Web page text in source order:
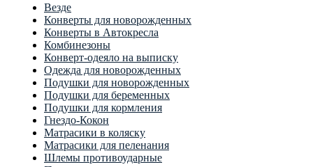
Везде
Конверты для новорожденных
Конверты в Автокресла
Комбинезоны
Конверт-одеяло на выписку
Одежда для новорожденных
Подушки для новорожденных
Подушки для беременных
Подушки для кормления
Гнездо-Кокон
Матрасики в коляску
Матрасики для пеленания
Шлемы противоударные